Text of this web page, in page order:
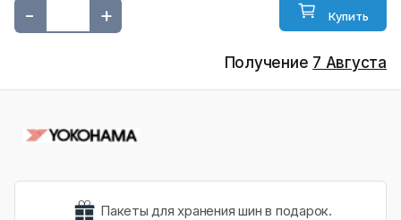
- + Купить
Получение 7 Августа
Пакеты для хранения шин в подарок.